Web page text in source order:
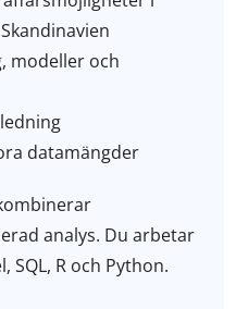
modeller och
datamängder
analys. Du arbetar
SQL, R och Python.